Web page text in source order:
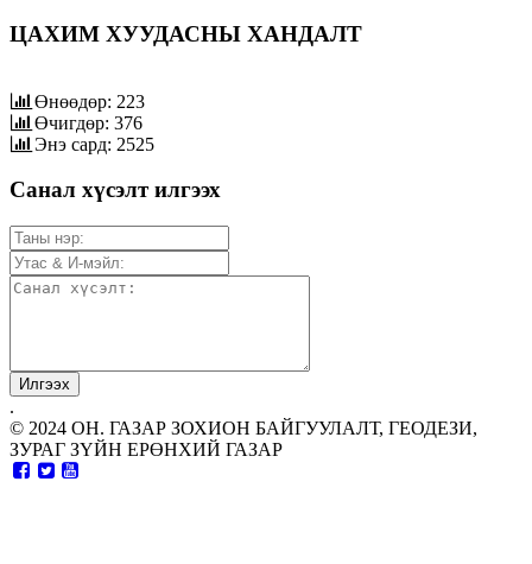
ЦАХИМ ХУУДАСНЫ ХАНДАЛТ
Өнөөдөр: 223
Өчигдөр: 376
Энэ сард: 2525
Санал хүсэлт илгээх
.
© 2024 ОН. ГАЗАР ЗОХИОН БАЙГУУЛАЛТ, ГЕОДЕЗИ,
ЗУРАГ ЗҮЙН ЕРӨНХИЙ ГАЗАР